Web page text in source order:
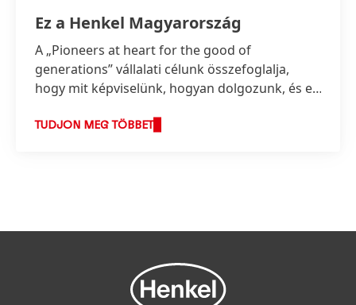
Ez a Henkel Magyarország
A „Pioneers at heart for the good of
generations” vállalati célunk összefoglalja,
hogy mit képviselünk, hogyan dolgozunk, és ez
TUDJON MEG TÖBBET